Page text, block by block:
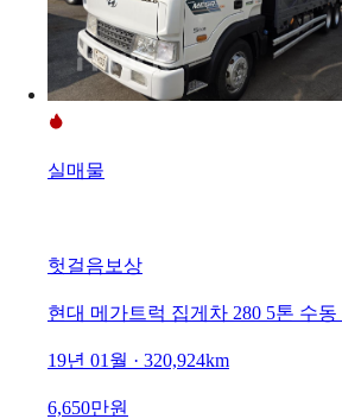
실매물
헛걸음보상
현대 메가트럭 집게차 280 5톤 수
19년 01월 · 320,924km
6,650만원